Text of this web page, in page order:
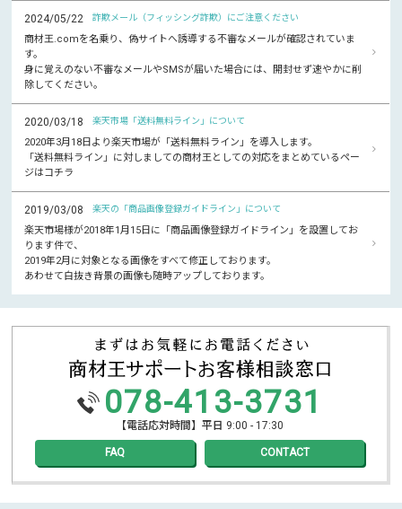
2024/05/22 詐欺メール（フィッシング詐欺）にご注意ください
商材王.comを名乗り、偽サイトへ誘導する不審なメールが確認されていま
す。
身に覚えのない不審なメールやSMSが届いた場合には、開封せず速やかに削
除してください。
2020/03/18 楽天市場「送料無料ライン」について
2020年3月18日より楽天市場が「送料無料ライン」を導入します。
「送料無料ライン」に対しましての商材王としての対応をまとめているペー
ジはコチラ
2019/03/08 楽天の「商品画像登録ガイドライン」について
楽天市場様が2018年1月15日に「商品画像登録ガイドライン」を設置してお
ります件で、
2019年2月に対象となる画像をすべて修正しております。
あわせて白抜き背景の画像も随時アップしております。
078-413-3731
【電話応対時間】平日 9:00 - 17:30
FAQ CONTACT